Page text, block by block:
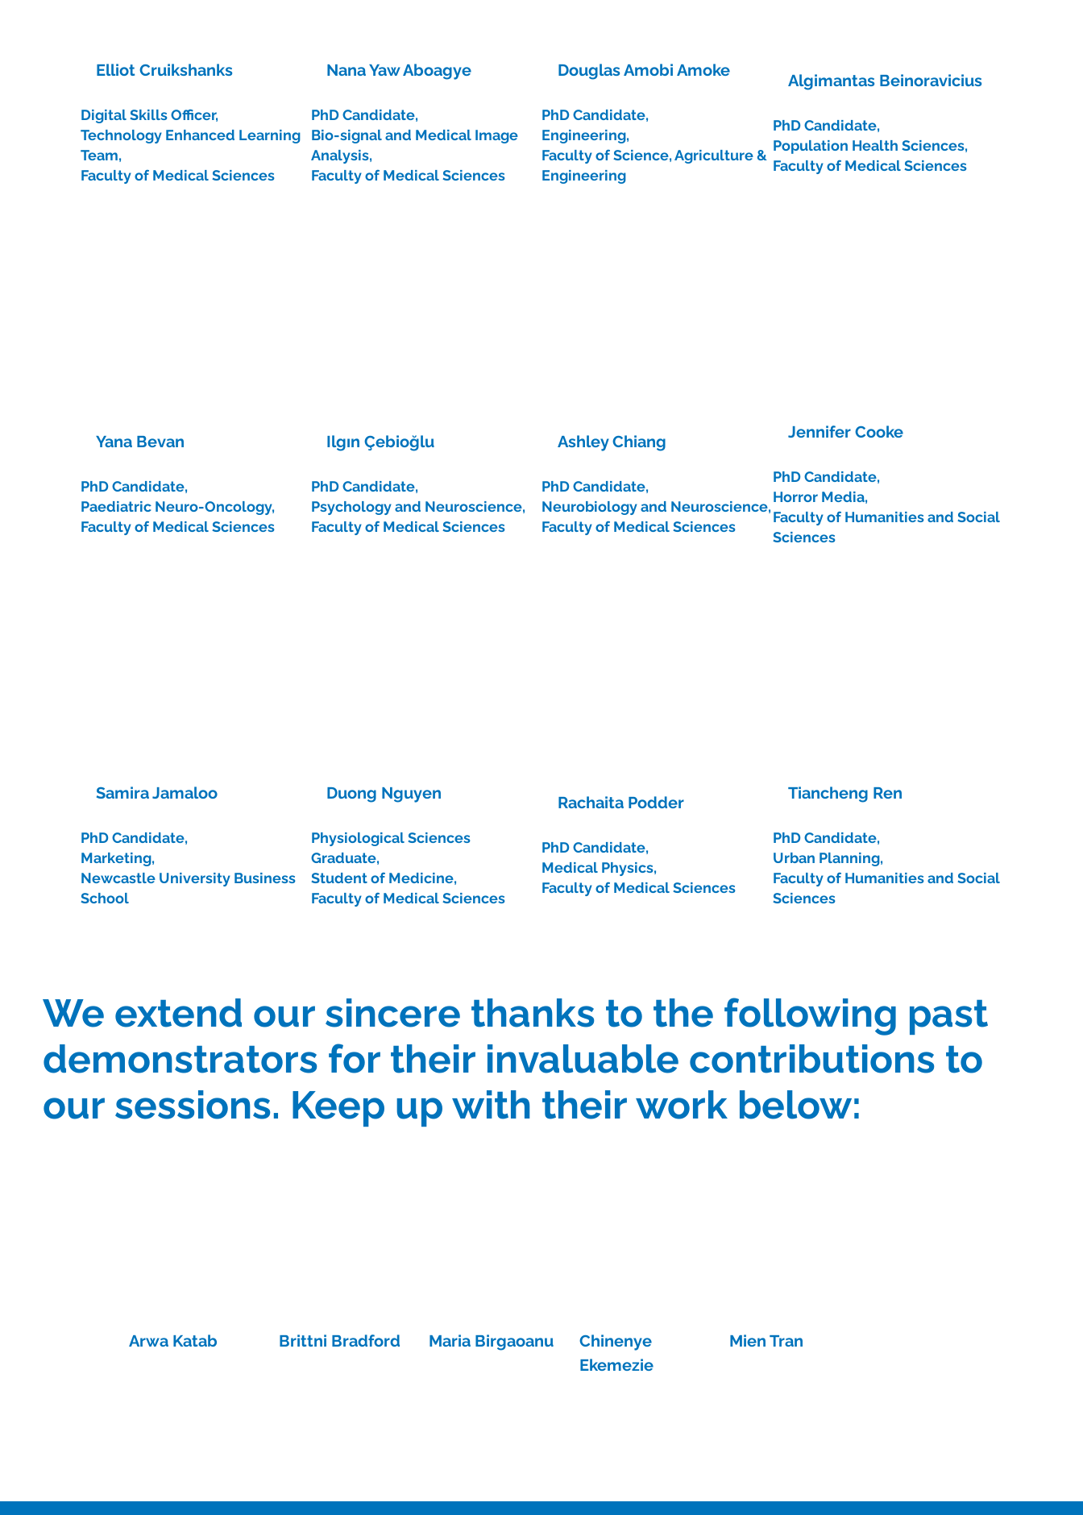
Elliot Cruikshanks
Digital Skills Officer,
Technology Enhanced Learning
Team,
Faculty of Medical Sciences
Nana Yaw Aboagye
PhD Candidate,
Bio-signal and Medical Image
Analysis,
Faculty of Medical Sciences
Douglas Amobi Amoke
PhD Candidate,
Engineering,
Faculty of Science, Agriculture &
Engineering
Algimantas Beinoravicius
PhD Candidate,
Population Health Sciences,
Faculty of Medical Sciences
Yana Bevan
PhD Candidate,
Paediatric Neuro-Oncology,
Faculty of Medical Sciences
Ilgın Çebioğlu
PhD Candidate,
Psychology and Neuroscience,
Faculty of Medical Sciences
Ashley Chiang
PhD Candidate,
Neurobiology and Neuroscience,
Faculty of Medical Sciences
Jennifer Cooke
PhD Candidate,
Horror Media,
Faculty of Humanities and Social
Sciences
Samira Jamaloo
PhD Candidate,
Marketing,
Newcastle University Business
School
Duong Nguyen
Physiological Sciences
Graduate,
Student of Medicine,
Faculty of Medical Sciences
Rachaita Podder
PhD Candidate,
Medical Physics,
Faculty of Medical Sciences
Tiancheng Ren
PhD Candidate,
Urban Planning,
Faculty of Humanities and Social
Sciences
We extend our sincere thanks to the following past
demonstrators for their invaluable contributions to
our sessions. Keep up with their work below:
Arwa Katab Brittni Bradford Maria Birgaoanu
Chinenye
Ekemezie
Mien Tran